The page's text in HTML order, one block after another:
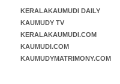
KERALAKAUMUDI DAILY
KAUMUDY TV
KERALAKAUMUDI.COM
KAUMUDI.COM
KAUMUDYMATRIMONY.COM